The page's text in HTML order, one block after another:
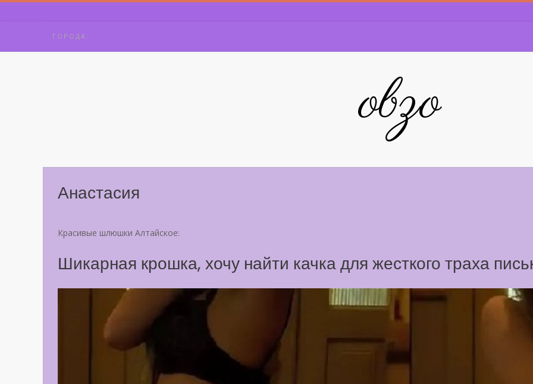
Skip
ГОРОДА:
obzo
Анастасия
Красивые шлюшки Алтайское:
Шикарная крошка, хочу найти качка для жесткого траха